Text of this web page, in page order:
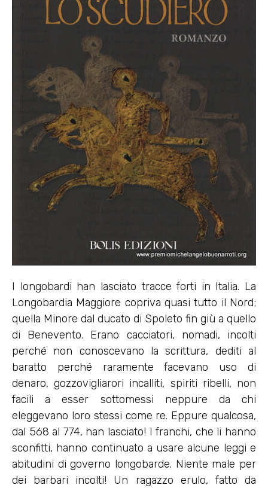
I longobardi han lasciato tracce forti in Italia. La
Longobardia Maggiore copriva quasi tutto il Nord;
quella Minore dal ducato di Spoleto fin giù a quello
di Benevento. Erano cacciatori, nomadi, incolti
perché non conoscevano la scrittura, dediti al
baratto perché raramente facevano uso di
denaro, gozzovigliarori incalliti, spiriti ribelli, non
facili a esser sottomessi neppure da chi
eleggevano loro stessi come re. Eppure qualcosa,
dal 568 al 774, han lasciato! I franchi, che li hanno
sconfitti, hanno continuato a usare alcune leggi e
abitudini di governo longobarde. Niente male per
dei barbari incolti! Un ragazzo erulo, fatto da